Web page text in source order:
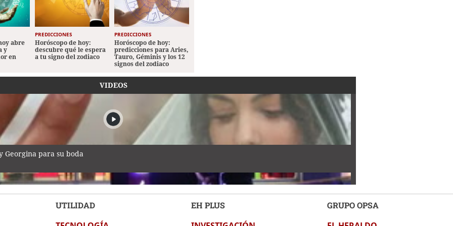
abre
y
en
PREDICCIONES
Horóscopo de hoy:
descubre qué le espera
a tu signo del zodiaco
PREDICCIONES
Horóscopo de hoy:
predicciones para Aries,
Tauro, Géminis y los 12
signos del zodiaco
VIDEOS
Georgina para su boda
UTILIDAD EH PLUS GRUPO OPSA